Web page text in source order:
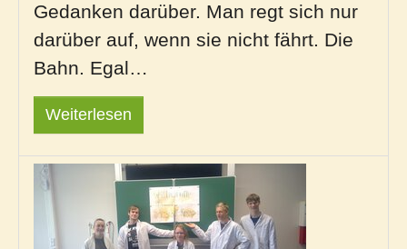
Gedanken darüber. Man regt sich nur
darüber auf, wenn sie nicht fährt. Die
Bahn. Egal…
Weiterlesen